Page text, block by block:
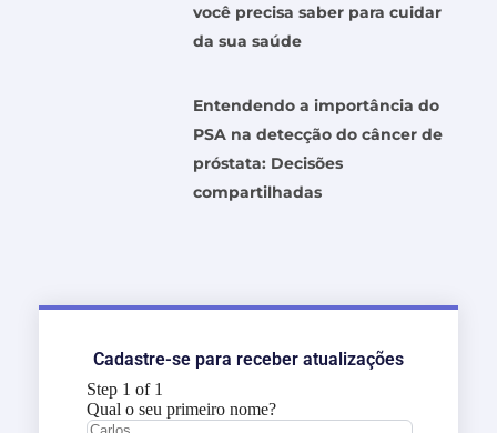
você precisa saber para cuidar
da sua saúde
Entendendo a importância do
PSA na detecção do câncer de
próstata: Decisões
compartilhadas
Cadastre-se para receber atualizações